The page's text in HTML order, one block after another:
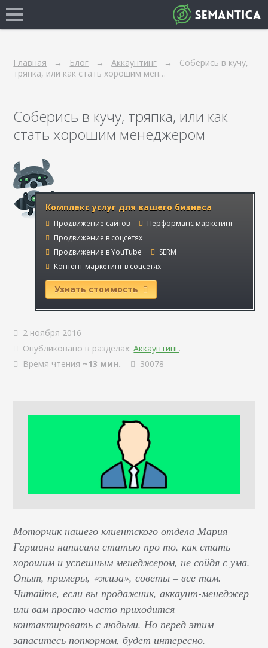
Главная Блог Аккаунтинг
Соберись в кучу,
тряпка, или как стать хорошим мен…
Соберись в кучу, тряпка, или как
стать хорошим менеджером
Комплекс услуг для вашего бизнеса
Продвижение сайтов
Перформанс маркетинг
Продвижение в соцсетях
Продвижение в YouTube
SERM
Контент-маркетинг в соцсетях
Узнать стоимость
2 ноября 2016
Опубликовано в разделах: Аккаунтинг.
Время чтения ~13 мин. 30078
Моторчик нашего клиентского отдела Мария
Гаршина написала статью про то, как стать
хорошим и успешным менеджером, не сойдя с ума.
Опыт, примеры, «жиза», советы – все там.
Читайте, если вы продажник, аккаунт-менеджер
или вам просто часто приходится
контактировать с людьми. Но перед этим
запаситесь попкорном, будет интересно.